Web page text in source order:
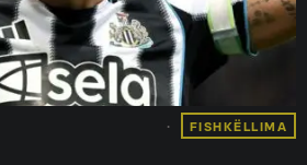
FISHKËLLIMA